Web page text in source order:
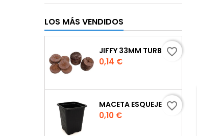
LOS MÁS VENDIDOS
JIFFY 33MM TURBA
Precio
0,14 €
favorite_border
MACETA ESQUEJE 7X7X8 CM.
Precio
0,10 €
favorite_border